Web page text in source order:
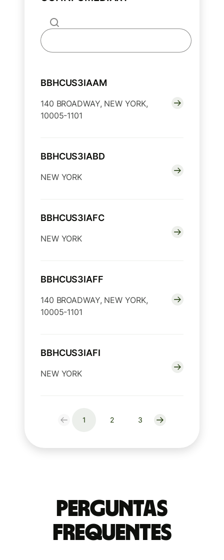
BBHCUS3IAAM
140 BROADWAY, NEW YORK,
10005-1101
BBHCUS3IABD
NEW YORK
BBHCUS3IAFC
NEW YORK
BBHCUS3IAFF
140 BROADWAY, NEW YORK,
10005-1101
BBHCUS3IAFI
NEW YORK
1 2 3
Perguntas
frequentes